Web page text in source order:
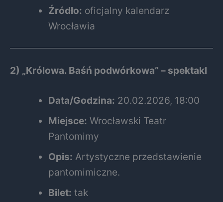
Źródło: oficjalny kalendarz
Wrocławia
2) „Królowa. Baśń podwórkowa” – spektakl
Data/Godzina: 20.02.2026, 18:00
Miejsce: Wrocławski Teatr
Pantomimy
Opis: Artystyczne przedstawienie
pantomimiczne.
Bilet: tak